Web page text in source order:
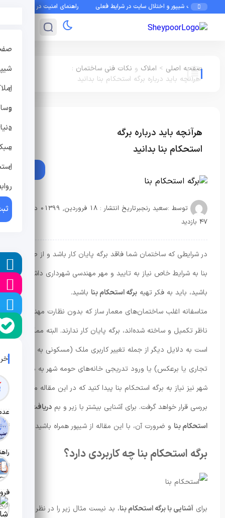
به چت شیپور و اختلال سایت در شرایط فعلی راهنمای امنیت در شیپور: چطور از
تاریخ
تاریخ
تاریخ
صفحه اصلی > املاک و نکات فنی ساختمان :
هرآنچه باید درباره برگه استحکام بنا بدانید
هرآنچه باید درباره برگه
استحکام بنا بدانید
توسط :سعید رنجبرتاریخ انتشار : 18 فروردین, 1399
0 دیدگاه
47 بازدید
در شرایطی که ساختمان شما فاقد برگه پایان کار باشد و از طرفی،
بنا به شرایط خاص نیاز به تایید و مهر مهندسی شهرداری داشته
باشید، باید به فکر تهیه برگه استحکام بنا باشید.
متاسفانه اغلب ساختمان‌های معمار ساز که بدون نظارت مهندس
ناظر تکمیل و ساخته شده‌اند، برگه پایان کار ندارند. البته ممکن
است به دلایل دیگر از جمله تغییر کاربری ملک (مسکونی به
تجاری یا برعکس) یا ورود تدریجی خانه‌های حومه شهر به داخل
شهر نیز نیاز به برگه استحکام بنا پیدا کنید که در این مقاله مورد
بررسی قرار خواهد گرفت. برای آشنایی بیشتر با زیر و بم دریافت برگه
استحکام بنا و ضرورت آن، با این مقاله از شیپور همراه باشید.
برگه استحکام بنا چه کاربردی دارد؟
برای آشنایی با برگه استحکام بنا، بد نیست مثال زیر را در نظر